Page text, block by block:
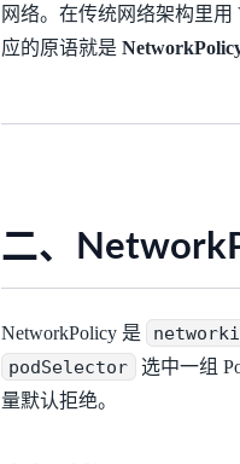
网络。在传统网络架构里
应的原语就是
二、
NetworkPolicy 是
podSelector
选中一组
量默认拒绝。